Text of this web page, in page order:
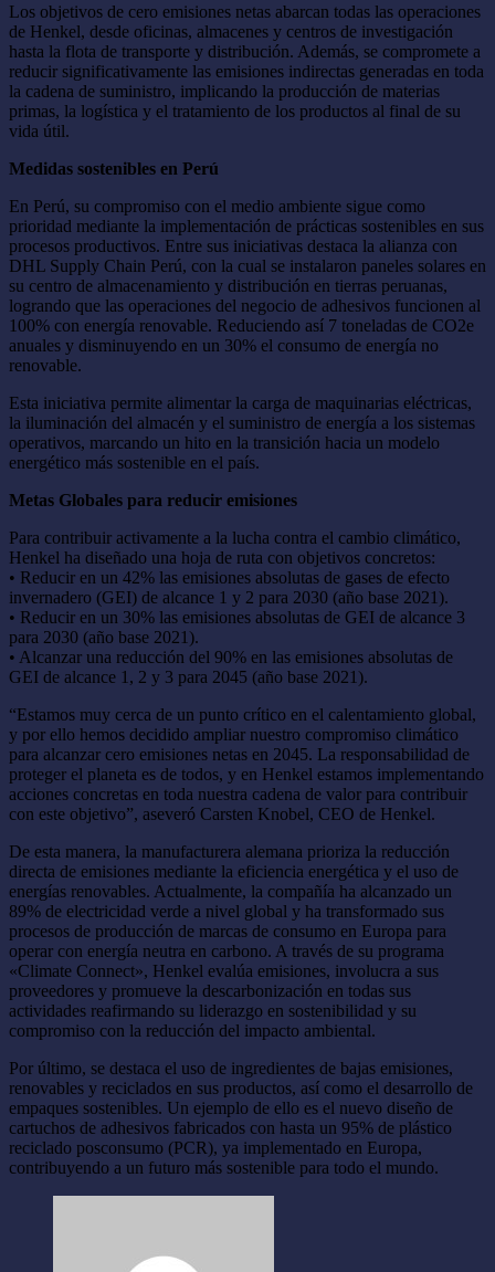
Los objetivos de cero emisiones netas abarcan todas las operaciones
de Henkel, desde oficinas, almacenes y centros de investigación
hasta la flota de transporte y distribución. Además, se compromete a
reducir significativamente las emisiones indirectas generadas en toda
la cadena de suministro, implicando la producción de materias
primas, la logística y el tratamiento de los productos al final de su
vida útil.
Medidas sostenibles en Perú
En Perú, su compromiso con el medio ambiente sigue como
prioridad mediante la implementación de prácticas sostenibles en sus
procesos productivos. Entre sus iniciativas destaca la alianza con
DHL Supply Chain Perú, con la cual se instalaron paneles solares en
su centro de almacenamiento y distribución en tierras peruanas,
logrando que las operaciones del negocio de adhesivos funcionen al
100% con energía renovable. Reduciendo así 7 toneladas de CO2e
anuales y disminuyendo en un 30% el consumo de energía no
renovable.
Esta iniciativa permite alimentar la carga de maquinarias eléctricas,
la iluminación del almacén y el suministro de energía a los sistemas
operativos, marcando un hito en la transición hacia un modelo
energético más sostenible en el país.
Metas Globales para reducir emisiones
Para contribuir activamente a la lucha contra el cambio climático,
Henkel ha diseñado una hoja de ruta con objetivos concretos:
• Reducir en un 42% las emisiones absolutas de gases de efecto
invernadero (GEI) de alcance 1 y 2 para 2030 (año base 2021).
• Reducir en un 30% las emisiones absolutas de GEI de alcance 3
para 2030 (año base 2021).
• Alcanzar una reducción del 90% en las emisiones absolutas de
GEI de alcance 1, 2 y 3 para 2045 (año base 2021).
“Estamos muy cerca de un punto crítico en el calentamiento global,
y por ello hemos decidido ampliar nuestro compromiso climático
para alcanzar cero emisiones netas en 2045. La responsabilidad de
proteger el planeta es de todos, y en Henkel estamos implementando
acciones concretas en toda nuestra cadena de valor para contribuir
con este objetivo”, aseveró Carsten Knobel, CEO de Henkel.
De esta manera, la manufacturera alemana prioriza la reducción
directa de emisiones mediante la eficiencia energética y el uso de
energías renovables. Actualmente, la compañía ha alcanzado un
89% de electricidad verde a nivel global y ha transformado sus
procesos de producción de marcas de consumo en Europa para
operar con energía neutra en carbono. A través de su programa
«Climate Connect», Henkel evalúa emisiones, involucra a sus
proveedores y promueve la descarbonización en todas sus
actividades reafirmando su liderazgo en sostenibilidad y su
compromiso con la reducción del impacto ambiental.
Por último, se destaca el uso de ingredientes de bajas emisiones,
renovables y reciclados en sus productos, así como el desarrollo de
empaques sostenibles. Un ejemplo de ello es el nuevo diseño de
cartuchos de adhesivos fabricados con hasta un 95% de plástico
reciclado posconsumo (PCR), ya implementado en Europa,
contribuyendo a un futuro más sostenible para todo el mundo.